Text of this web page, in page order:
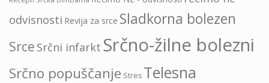
odvisnosti Revija za srce Sladkorna bolezen
Srce Srčni infarkt Srčno-žilne bolezni
Srčno popuščanje Stres Telesna